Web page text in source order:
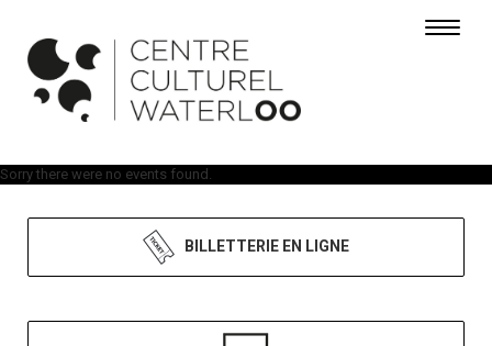
Toggle
Sorry there were no events found.
BILLETTERIE EN LIGNE